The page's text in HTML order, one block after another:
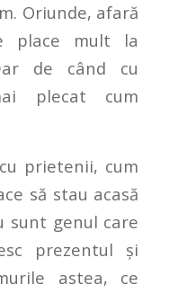
Oriunde, afară
place mult la
de când cu
plecat cum
prietenii, cum
să stau acasă
sunt genul care
prezentul și
astea, ce